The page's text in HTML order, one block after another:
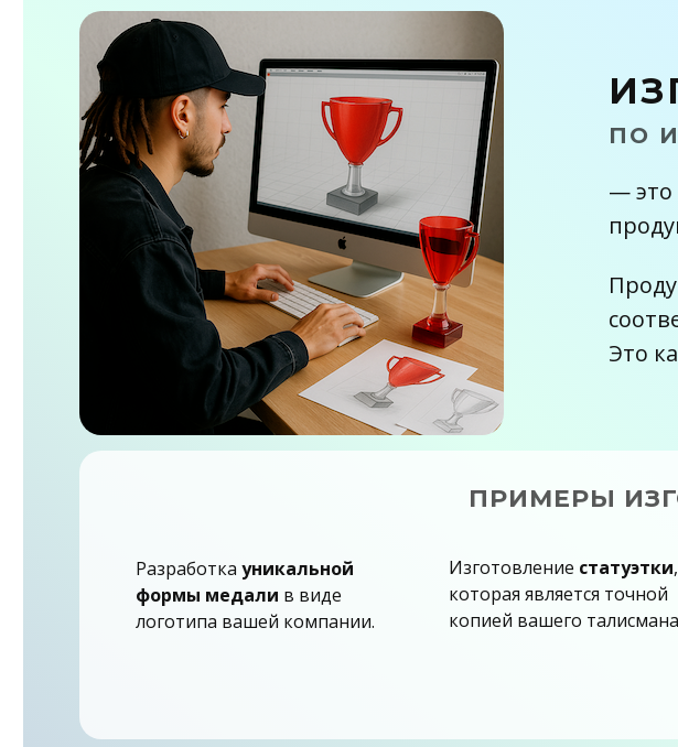
магазин наград Архангельск где купить
Заказать наградную продукцию в Архангельске
Работаем по всей Архангельской области и НАО:
Плесецк, Савинский. Доставка в Ненецкий
награды
награды для
награды
награды из
магазин наград Новодвинск
магазин наград Нарьян-Мар
магазин наград Онега
магазин наград Плесецк
магазин наград
Северодвинск
ПО
Это
ПРИМЕРЫ
Разработка уникальной
формы медали в виде
логотипа вашей компании.
Изготовление статуэтки,
которая является точной
копией вашего
— это